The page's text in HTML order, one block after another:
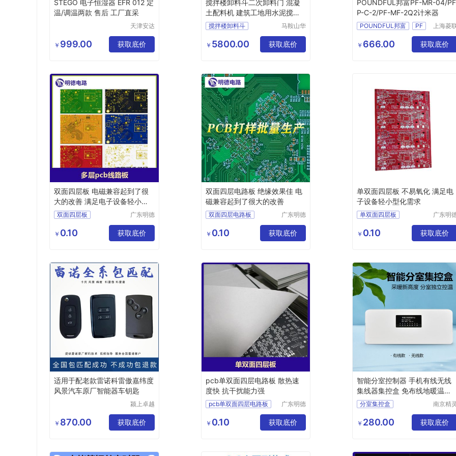
STEGO 电子恒湿器 EFR 012 定
温/调温两款 售后 工厂直采
天津安达
设备有限
责任公司
￥ 999.00 获取底价
搅拌楼卸料斗二次卸料门 混凝
土配料机 建筑工地用水泥搅拌
设备
搅拌楼卸料斗
二次卸料门报价
马鞍山华
技有限公
司
￥ 5800.00 获取底价
POUNDFUL邦富PF-MR-04/PF
P-C-2/PF-MF-2Q2计米器
POUNDFUL邦富
PF
PFP
C
2仪表
上海菱
制技术有
限公司
￥ 666.00 获取底价
双面四层板 电磁兼容起到了很
大的改善 满足电子设备轻小型
化需求
双面四层板
四层电路板加工
广东明德
有限公司
￥ 0.10 获取底价
双面四层电路板 绝缘效果佳 电
磁兼容起到了很大的改善
双面四层电路板
四层电路板加工
广东明德
有限公司
￥ 0.10 获取底价
单双面四层板 不易氧化 满足电
子设备轻小型化需求
单双面四层板
四层电路板加工
广东明
有限公司
￥ 0.10 获取底价
适用于配老款雷诺科雷傲嘉纬度
风景汽车原厂智能器车钥匙
颍上卓越
有限公司
￥ 870.00 获取底价
pcb单双面四层电路板 散热速
度快 抗干扰能力强
pcb单双面四层电路板
单双面四层板
广东明德
有限公司
￥ 0.10 获取底价
智能分室控制器 手机有线无线
集线器集控盒 免布线地暖温控
器分室集控盒
智能控制器
南京精灵
有限公司
￥ 280.00 获取底价